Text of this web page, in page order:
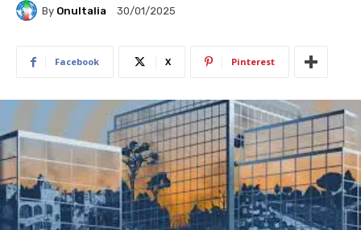
By OnuItalia 30/01/2025
Facebook X Pinterest